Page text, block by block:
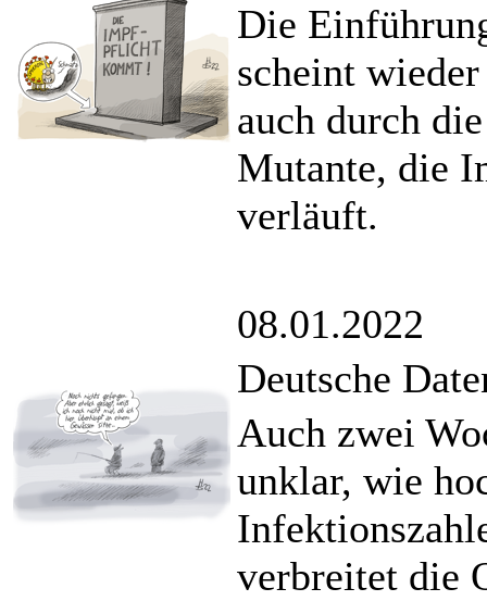
Die
scheint
auch durch
Mutante, die
verläuft.
08.01.2022
Deutsche
Auch zwei
unklar, wie
verbreitet die